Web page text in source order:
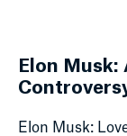
Elon Musk:
Elon Musk: